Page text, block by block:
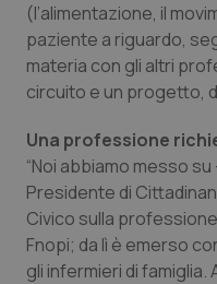
(l’alimentazione, il
paziente a riguardo,
materia con gli altri
circuito e un progetto,
Una professione
“Noi abbiamo messo
Presidente di
Civico sulla
Fnopi; da lì è emerso
gli infermieri di
__Secure-
ROLLOUT_TOKEN
tracking-sites-
ironfish-tracking-
named-enable